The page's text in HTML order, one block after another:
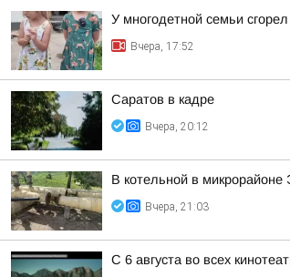
У многодетной семьи
Вчера, 17:52
Саратов в кадре
Вчера, 20:12
В котельной в микрорайоне
Вчера, 21:03
С 6 августа во всех